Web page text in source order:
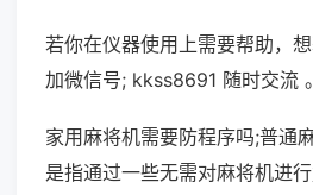
若你在仪器使用上需要帮助，
加微信号; kkss8691 随时交流 。
家用麻将机需要防程序吗;普通
是指通过一些无需对麻将机进